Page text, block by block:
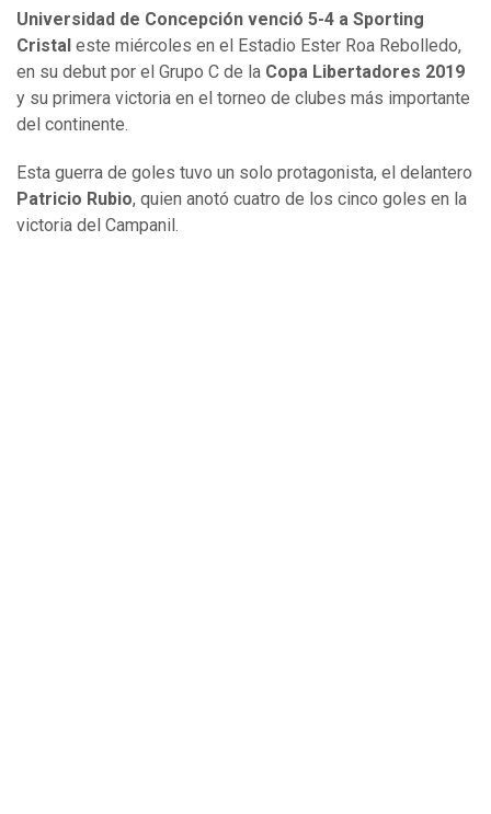
Universidad de Concepción venció 5-4 a Sporting
Cristal este miércoles en el Estadio Ester Roa Rebolledo,
en su debut por el Grupo C de la Copa Libertadores 2019
y su primera victoria en el torneo de clubes más importante
del continente.
Esta guerra de goles tuvo un solo protagonista, el delantero
Patricio Rubio, quien anotó cuatro de los cinco goles en la
victoria del Campanil.